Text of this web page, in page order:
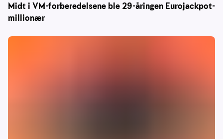
Midt i VM-forberedelsene ble 29-åringen Eurojackpot-
millionær